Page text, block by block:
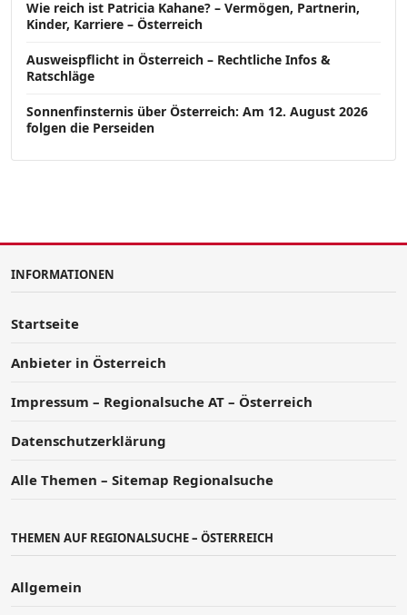
Wie reich ist Patricia Kahane? – Vermögen, Partnerin,
Kinder, Karriere – Österreich
Ausweispflicht in Österreich – Rechtliche Infos &
Ratschläge
Sonnenfinsternis über Österreich: Am 12. August 2026
folgen die Perseiden
INFORMATIONEN
Startseite
Anbieter in Österreich
Impressum – Regionalsuche AT – Österreich
Datenschutzerklärung
Alle Themen – Sitemap Regionalsuche
THEMEN AUF REGIONALSUCHE – ÖSTERREICH
Allgemein